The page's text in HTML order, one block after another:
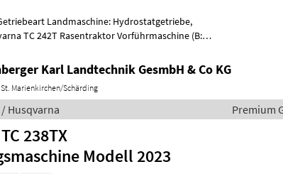
Landmaschine: Hydrostatgetriebe,
TC 242T Rasentraktor Vorführmaschine (B:
Karl Landtechnik GesmbH & Co KG
Marienkirchen/Schärding
Husqvarna Premium
238TX
Modell 2023